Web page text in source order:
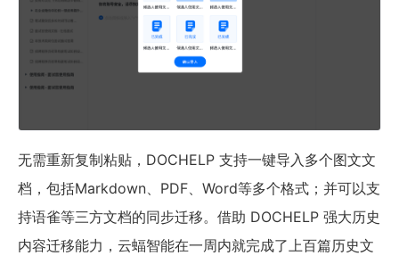
无需重新复制粘贴，DOCHELP 支持一键导入多个图文文
档，包括Markdown、PDF、Word等多个格式；并可以支
持语雀等三方文档的同步迁移。借助 DOCHELP 强大历史
内容迁移能力，云蝠智能在一周内就完成了上百篇历史文